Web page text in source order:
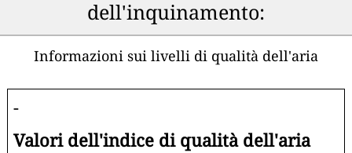
dell'inquinamento:
Informazioni sui livelli di qualità dell'aria
-
Valori dell'indice di qualità dell'aria